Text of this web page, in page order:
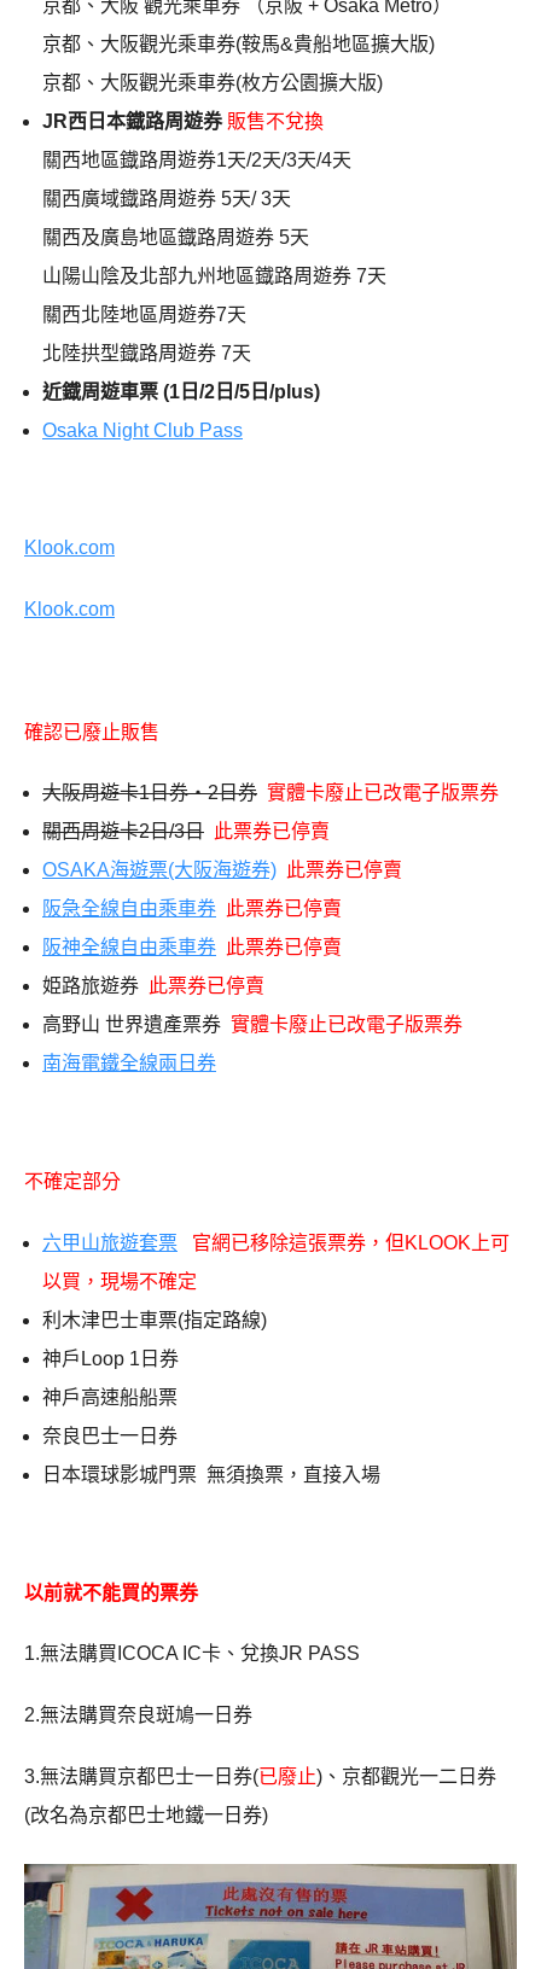
京都、大阪 觀光乘車券 （京阪 + Osaka Metro）
京都、大阪觀光乘車券(鞍馬&貴船地區擴大版)
京都、大阪觀光乘車券(枚方公園擴大版)
JR西日本鐡路周遊券 販售不兌換
關西地區鐡路周遊券1天/2天/3天/4天
關西廣域鐡路周遊券 5天/ 3天
關西及廣島地區鐡路周遊券 5天
山陽山陰及北部九州地區鐡路周遊券 7天
關西北陸地區周遊券7天
北陸拱型鐡路周遊券 7天
近鐡周遊車票 (1日/2日/5日/plus)
Osaka Night Club Pass
Klook.com
Klook.com
確認已廢止販售
大阪周遊卡1日券・2日券 實體卡廢止已改電子版票券
關西周遊卡2日/3日 此票券已停賣
OSAKA海遊票(大阪海遊券) 此票券已停賣
阪急全線自由乘車券 此票券已停賣
阪神全線自由乘車券 此票券已停賣
姫路旅遊券 此票券已停賣
高野山 世界遺產票券 實體卡廢止已改電子版票券
南海電鐵全線兩日券
不確定部分
六甲山旅遊套票
官網已移除這張票券，但KLOOK上可
以買，現場不確定
利木津巴士車票(指定路線)
神戶Loop 1日券
神戶高速船船票
奈良巴士一日券
日本環球影城門票 無須換票，直接入場
以前就不能買的票券
1.無法購買ICOCA IC卡、兌換JR PASS
2.無法購買奈良斑鳩一日券
3.無法購買京都巴士一日券(已廢止)、京都觀光一二日券
(改名為京都巴士地鐵一日券)